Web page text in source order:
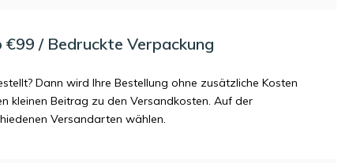
/ Bedruckte Verpackung
Dann wird Ihre Bestellung ohne zusätzliche Kosten
kleinen Beitrag zu den Versandkosten. Auf der
Versandarten wählen.